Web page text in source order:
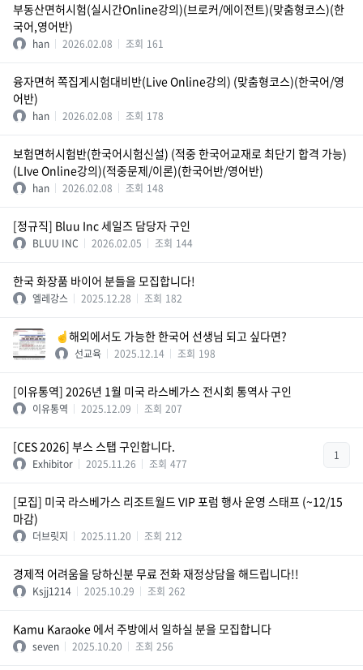
부동산면허시험(실시간Online강의)(브로커/에이전트)(맞춤형코스)(한
국어,영어반)
han 2026.02.08 조회 161
융자면허 쪽집게시험대비반(Live Online강의) (맞춤형코스)(한국어/영
어반)
han 2026.02.08 조회 178
보험면허시험반(한국어시험신설) (적중 한국어교재로 최단기 합격 가능)
(LIve Online강의)(적중문제/이론)(한국어반/영어반)
han 2026.02.08 조회 148
[정규직] Bluu Inc 세일즈 담당자 구인
BLUU INC 2026.02.05 조회 144
한국 화장품 바이어 분들을 모집합니다!
엘레강스 2025.12.28 조회 182
☝️해외에서도 가능한 한국어 선생님 되고 싶다면?
선교육 2025.12.14 조회 198
[이유통역] 2026년 1월 미국 라스베가스 전시회 통역사 구인
이유통역 2025.12.09 조회 207
[CES 2026] 부스 스탭 구인합니다.
Exhibitor 2025.11.26 조회 477
1
[모집] 미국 라스베가스 리조트월드 VIP 포럼 행사 운영 스태프 (~12/15
마감)
더브릿지 2025.11.20 조회 212
경제적 어려움을 당하신분 무료 전화 재정상담을 해드립니다!!
Ksjj1214 2025.10.29 조회 262
Kamu Karaoke 에서 주방에서 일하실 분을 모집합니다
seven 2025.10.20 조회 256